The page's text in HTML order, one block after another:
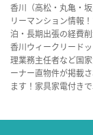
香川（高松・丸亀・
リーマンション情報
泊・長期出張の経費
香川ウィークリード
理業務主任者など国
ーナー直物件が掲載
ます！家具家電付き